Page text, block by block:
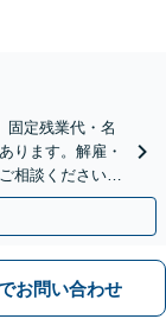
固定残業代・名
ります。解雇・
相談ください。
お問い合わせ